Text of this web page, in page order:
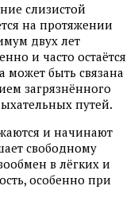
слизистой
на протяжении
двух лет
и часто остаётся
может быть связана
загрязнённого
путей.
и начинают
свободному
в лёгких и
особенно при